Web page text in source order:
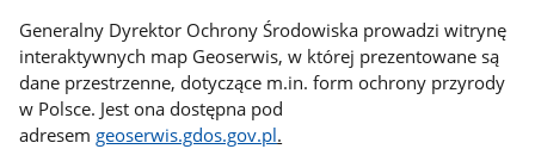
Generalny Dyrektor Ochrony Środowiska prowadzi witrynę
interaktywnych map Geoserwis, w której prezentowane są
dane przestrzenne, dotyczące m.in. form ochrony przyrody
w Polsce. Jest ona dostępna pod
adresem geoserwis.gdos.gov.pl.